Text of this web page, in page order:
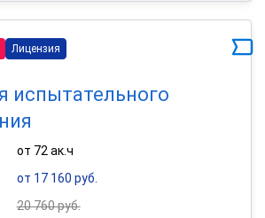
Лицензия
испытательного
от 72 ак.ч
от 17 160 руб.
20 760 руб.